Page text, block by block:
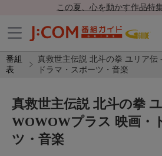
この夏、心を動かす作品特
番組
表
真救世主伝説 北斗の拳 ユリア伝
ドラマ・スポーツ・音楽
真救世主伝説 北斗の拳
WOWOWプラス 映画・
ツ・音楽